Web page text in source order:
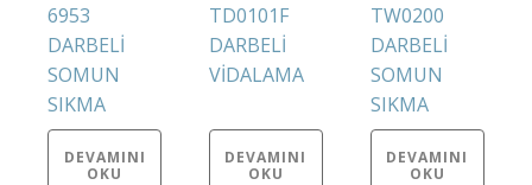
6953
DARBELİ
SOMUN
SIKMA
DEVAMINI
OKU
TD0101F
DARBELİ
VİDALAMA
DEVAMINI
OKU
TW0200
DARBELİ
SOMUN
SIKMA
DEVAMINI
OKU